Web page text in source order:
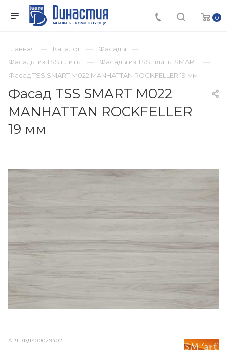
0
Главная Каталог
Фасады
Фасады из TSS плиты
Фасады из TSS плиты SMART
Фасад TSS SMART M022 MANHATTAN ROCKFELLER 19 мм
Фасад TSS SMART M022
MANHATTAN ROCKFELLER
19 мм
АРТ.ФД400029402